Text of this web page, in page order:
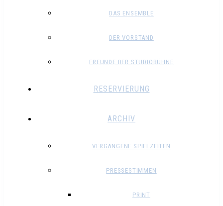
DAS ENSEMBLE
DER VORSTAND
FREUNDE DER STUDIOBÜHNE
RESERVIERUNG
ARCHIV
VERGANGENE SPIELZEITEN
PRESSESTIMMEN
PRINT